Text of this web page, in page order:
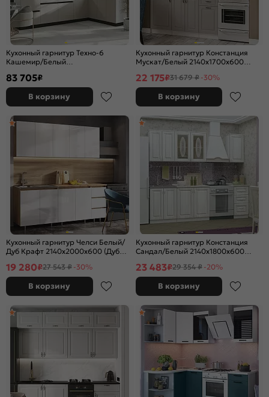
Кухонный гарнитур Техно-6
Кашемир/Белый
темный)
83 705₽
В корзину
Кухонный гарнитур Констанция
Мускат/Белый 2140x1700x600
22 175₽31 679 ₽ -30%
В корзину
Кухонный гарнитур Челси Белый/
Дуб Крафт 2140x2000x600 (Дуб
19 280₽27 543 ₽ -30%
В корзину
Кухонный гарнитур Констанция
Сандал/Белый 2140x1800x600
23 483₽29 354 ₽ -20%
В корзину